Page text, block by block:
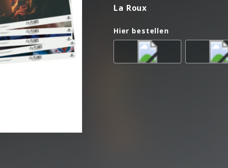
La Roux
Hier bestellen